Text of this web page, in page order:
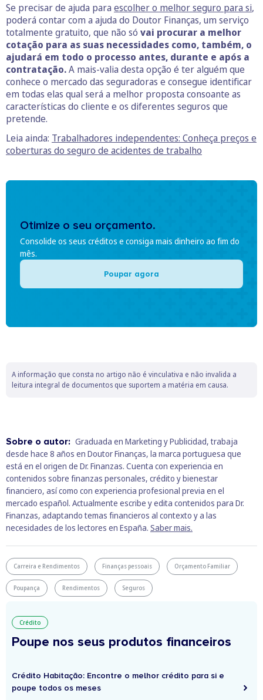
Se precisar de ajuda para escolher o melhor seguro para si,
poderá contar com a ajuda do Doutor Finanças, um serviço
totalmente gratuito, que não só vai procurar a melhor
cotação para as suas necessidades como, também, o
ajudará em todo o processo antes, durante e após a
contratação.A mais-valia desta opção é ter alguém que
conhece o mercado das seguradoras e consegue identificar
em todas elas qual será a melhor proposta consoante as
características do cliente e os diferentes seguros que
pretende.
Leia ainda: Trabalhadores independentes: Conheça preços e
coberturas do seguro de acidentes de trabalho
Otimize o seu orçamento.
Consolide os seus créditos e consiga mais dinheiro ao fim do
mês.
Poupar agora
A informação que consta no artigo não é vinculativa e não invalida a
leitura integral de documentos que suportem a matéria em causa.
Sobre o autor: Graduada en Marketing y Publicidad, trabaja
desde hace 8 años en Doutor Finanças, la marca portuguesa que
está en el origen de Dr. Finanzas. Cuenta con experiencia en
contenidos sobre finanzas personales, crédito y bienestar
financiero, así como con experiencia profesional previa en el
mercado español. Actualmente escribe y edita contenidos para Dr.
Finanzas, adaptando temas financieros al contexto y a las
necesidades de los lectores en España. Saber mais.
Carreira e Rendimentos Finanças pessoais Orçamento Familiar
Poupança Rendimentos Seguros
Crédito
Poupe nos seus produtos financeiros
Crédito Habitação: Encontre o melhor crédito para si e
poupe todos os meses